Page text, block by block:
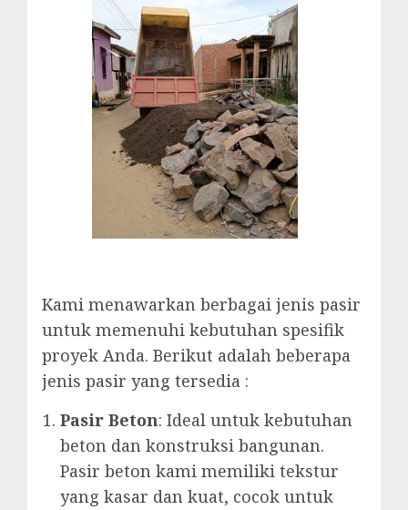
Kami menawarkan berbagai jenis pasir
untuk memenuhi kebutuhan spesifik
proyek Anda. Berikut adalah beberapa
jenis pasir yang tersedia :
Pasir Beton: Ideal untuk kebutuhan
beton dan konstruksi bangunan.
Pasir beton kami memiliki tekstur
yang kasar dan kuat, cocok untuk